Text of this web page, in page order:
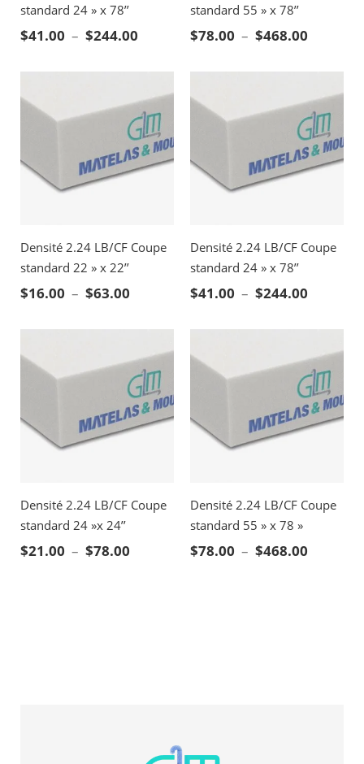
standard 24 » x 78’’
$41.00 – $244.00 Plage de prix : $41.00 à $244.00
standard 55 » x 78’’
$78.00 – $468.00
Densité 2.24 LB/CF Coupe
standard 22 » x 22’’
$16.00 – $63.00 Plage de prix : $16.00 à $63.00
Densité 2.24 LB/CF Coupe
standard 24 » x 78’’
$41.00 – $244.00
Densité 2.24 LB/CF Coupe
standard 24 »x 24’’
$21.00 – $78.00 Plage de prix : $21.00 à $78.00
Densité 2.24 LB/CF Coupe
standard 55 » x 78 »
$78.00 – $468.00